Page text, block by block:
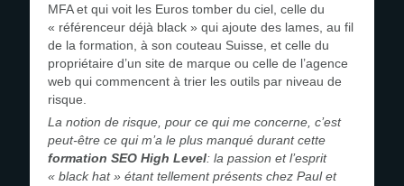
MFA et qui voit les Euros tomber du ciel, celle du
« référenceur déjà black » qui ajoute des lames, au fil
de la formation, à son couteau Suisse, et celle du
propriétaire d’un site de marque ou celle de l’agence
web qui commencent à trier les outils par niveau de
risque.
La notion de risque, pour ce qui me concerne, c’est
peut-être ce qui m’a le plus manqué durant cette
formation SEO High Level: la passion et l’esprit
« black hat » étant tellement présents chez Paul et